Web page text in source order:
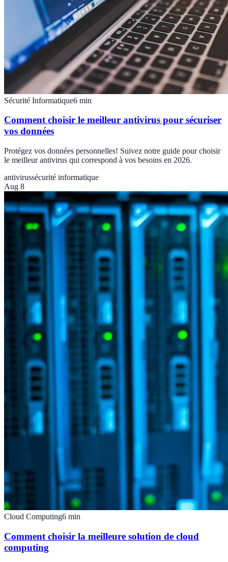
Sécurité Informatique6 min
Comment choisir le meilleur antivirus pour sécuriser
vos données
Protégez vos données personnelles! Suivez notre guide pour choisir
le meilleur antivirus qui correspond à vos besoins en 2026.
antivirussécurité informatique
Aug 8
Cloud Computing6 min
Comment choisir la meilleure solution de cloud
computing